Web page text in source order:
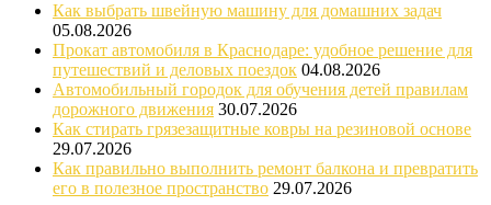
Как выбрать швейную машину для домашних задач
05.08.2026
Прокат автомобиля в Краснодаре: удобное решение для
путешествий и деловых поездок 04.08.2026
Автомобильный городок для обучения детей правилам
дорожного движения 30.07.2026
Как стирать грязезащитные ковры на резиновой основе
29.07.2026
Как правильно выполнить ремонт балкона и превратить
его в полезное пространство 29.07.2026